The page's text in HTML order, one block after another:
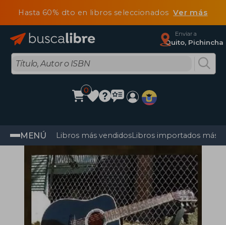
Hasta 60% dto en libros seleccionadosVer más
Enviar a
Quito, Pichincha
0
MENÚ Libros más vendidosLibros importados más